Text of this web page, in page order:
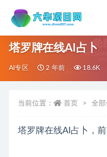
塔罗牌在线AI占卜
AI专区 2 年前 18.6K
当前位置： 首页 全部
塔罗牌在线AI占卜，